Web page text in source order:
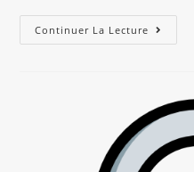
Continuer La Lecture ATELIER
MÉCA